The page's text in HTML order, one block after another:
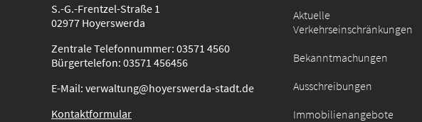
S.-G.-Frentzel-Straße 1
02977 Hoyerswerda
Zentrale Telefonnummer: 03571 4560
Bürgertelefon: 03571 456456
E-Mail: verwaltung@hoyerswerda-stadt.de
Kontaktformular
Aktuelle
Verkehrseinschränkungen
Bekanntmachungen
Ausschreibungen
Immobilienangebote